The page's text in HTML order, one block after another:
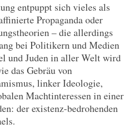
entpuppt sich vieles als
Propaganda oder
– die allerdings
bei Politikern und Medien
und Juden in aller Welt wird
das Gebräu von
linker Ideologie,
Machtinteressen in einer
der existenz-bedrohenden